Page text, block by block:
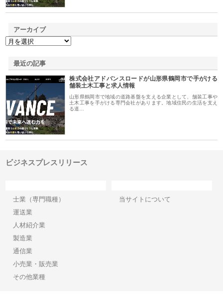
アーカイブ
最近の記事
株式会社アドバンスロードが山形県鶴岡市で手がける
舗装土木工事と求人情報
山形県鶴岡市で地域の道路基盤を支える企業として、舗装工事や
土木工事を手がける専門会社があります。地域住民の生活を支え
る道…
ビジネスプレスリリース
士業（専門職種）
運送業
人材紹介業
製造業
通信業
小売業・販売業
その他業種
当サイトについて